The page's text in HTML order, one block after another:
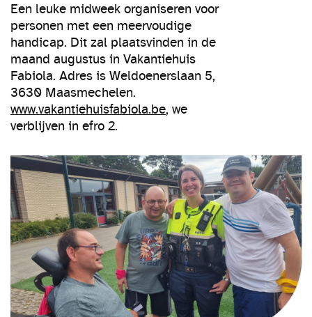
Een leuke midweek organiseren voor
personen met een meervoudige
handicap. Dit zal plaatsvinden in de
maand augustus in Vakantiehuis
Fabiola. Adres is Weldoenerslaan 5,
3630 Maasmechelen.
www.vakantiehuisfabiola.be, we
verblijven in efro 2.